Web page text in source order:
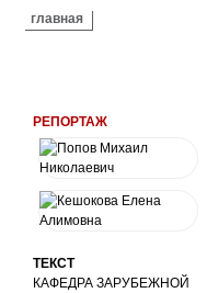
ВЫ ЗДЕСЬ
главная
РЕПОРТАЖ
ТЕКСТ
КАФЕДРА ЗАРУБЕЖНОЙ